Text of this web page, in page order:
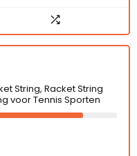
String, Racket String
voor Tennis Sporten